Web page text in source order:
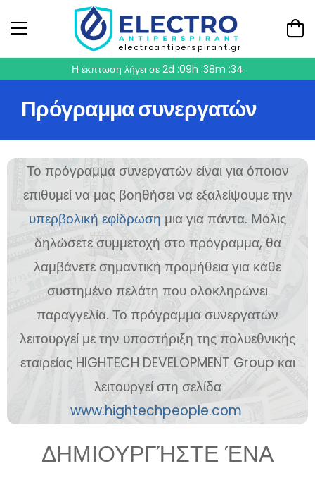
electroantiperspirant.gr
Η έκπτωση λήγει σε 2d :09h :38m :34
Πρόγραμμα συνεργατών
Το πρόγραμμα συνεργατών είναι για όποιον
επιθυμεί να μας βοηθήσει να εξαλείψουμε την
υπερβολική εφίδρωση μια για πάντα. Μόλις
δηλώσετε συμμετοχή στο πρόγραμμα, θα
λαμβάνετε σημαντική προμήθεια για κάθε
συστημένο πελάτη που ολοκληρώνει
παραγγελία. Το πρόγραμμα συνεργατών
λειτουργεί με την υποστήριξη της πολυεθνικής
εταιρείας HIGHTECH DEVELOPMENT Group και
λειτουργεί στη σελίδα
www.hightechpeople.com
ΔΗΜΙΟΥΡΓΉΣΤΕ ΈΝΑ